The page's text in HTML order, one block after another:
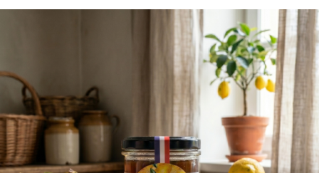
Quel miel choisir
pour sa peau, sa
santé ou son énergie
? Guide complet